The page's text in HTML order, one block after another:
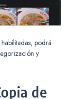
podrá
y
de